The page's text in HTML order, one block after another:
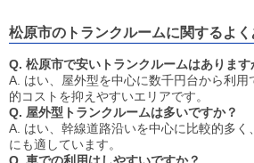
松原市のトランクルームに関するよく
Q. 松原市で安いトランクルームはあります
A. はい、屋外型を中心に数千円台から利用
的コストを抑えやすいエリアです。
Q. 屋外型トランクルームは多いですか？
A. はい、幹線道路沿いを中心に比較的多く
にも適しています。
Q. 車での利用はしやすいですか？